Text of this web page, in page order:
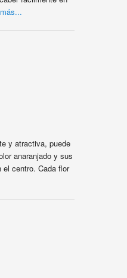
más...
y atractiva, puede
anaranjado y sus
el centro. Cada flor